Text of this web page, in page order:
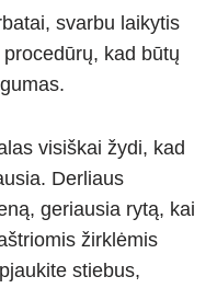
svarbu laikytis
kad būtų
visiškai žydi, kad
Derliaus
geriausia rytą, kai
žirklėmis
stiebus,